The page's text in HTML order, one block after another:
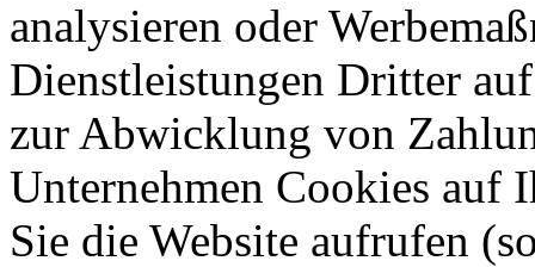
analysieren oder
Dienstleistungen Dritter
zur Abwicklung von
Unternehmen Cookies auf
Sie die Website aufrufen